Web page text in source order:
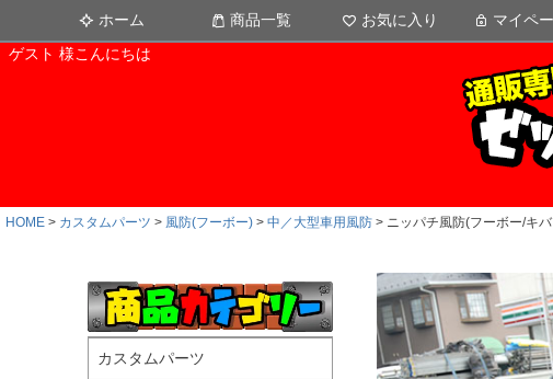
ホーム 商品一覧 お気に入り マイペ
ゲスト 様こんにちは
HOME カスタムパーツ 風防(フーボー) 中／大型車用風防 ニッパチ風防(フーボー/キ
カスタムパーツ